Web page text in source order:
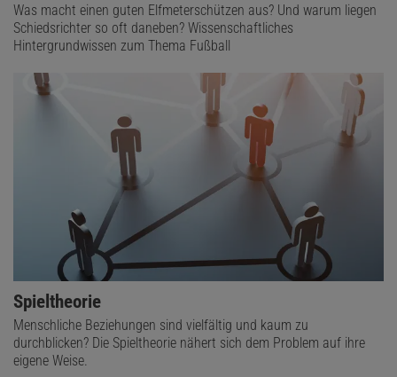
Was macht einen guten Elfmeterschützen aus? Und warum liegen
Schiedsrichter so oft daneben? Wissenschaftliches
Hintergrundwissen zum Thema Fußball
Spieltheorie
Menschliche Beziehungen sind vielfältig und kaum zu
durchblicken? Die Spieltheorie nähert sich dem Problem auf ihre
eigene Weise.